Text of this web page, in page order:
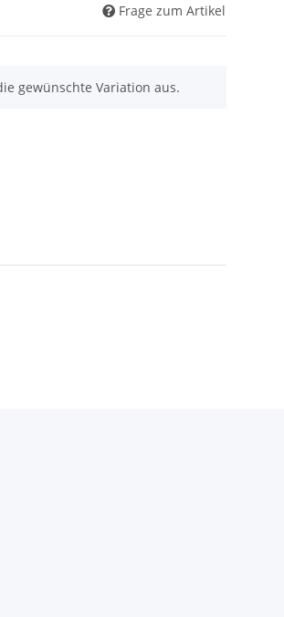
Frage zum Artikel
gewünschte Variation aus.